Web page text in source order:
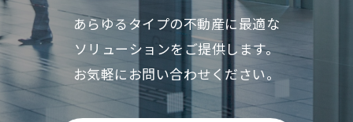
あらゆるタイプの不動産に最適な
ソリューションをご提供します。
お気軽にお問い合わせください。